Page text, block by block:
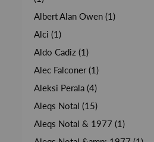
Albert Alan Owen (1)
Alci (1)
Aldo Cadiz (1)
Alec Falconer (1)
Aleksi Perala (4)
Aleqs Notal (15)
Aleqs Notal & 1977 (1)